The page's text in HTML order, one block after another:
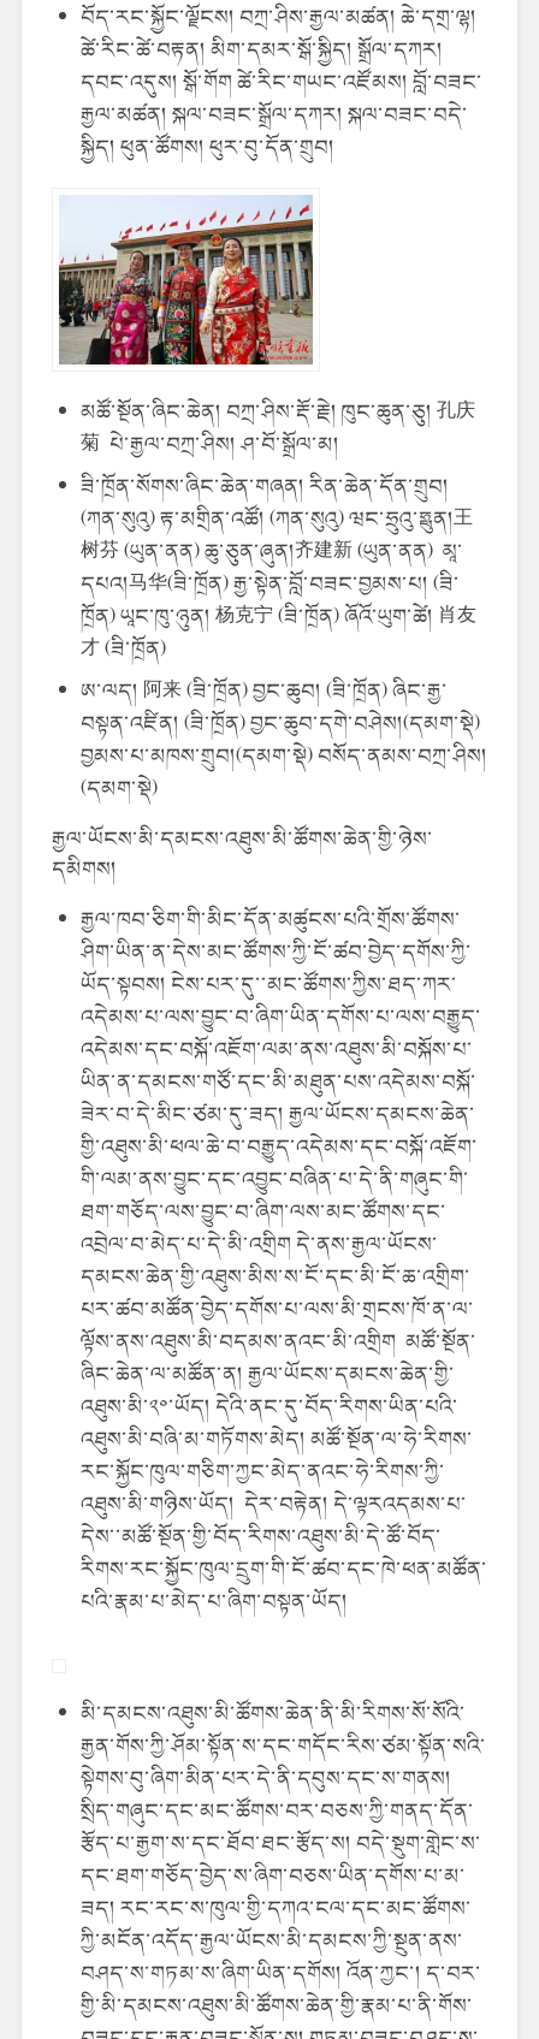
བོད་རང་སྐྱོང་ལྗོངས། བཀྲ་ཤིས་རྒྱལ་མཚན། ཆེ་དགྲ་ལྷ།
ཚེ་རིང་ཚེ་བརྟན། མིག་དམར་སྒོ་སྐྱིད། སྒྲོལ་དཀར།
དབང་འདུས། སྒོ་གོག ཚེ་རིང་གཡང་འཛོམས། བློ་བཟང་
རྒྱལ་མཚན། སྐལ་བཟང་སྒྲོལ་དཀར། སྐལ་བཟང་བདེ་
སྐྱིད། ཕུན་ཚོགས། ཕུར་བུ་དོན་གྲུབ།
མཚོ་སྔོན་ཞིང་ཆེན། བཀྲ་ཤིས་རྡོ་རྗེ། ཁུང་ཆུན་ཅུ། 孔庆
菊 པེ་རྒྱལ་བཀྲ་ཤིས། ཤ་བོ་སྒྲོལ་མ།
ཟི་ཁྲོན་སོགས་ཞིང་ཆེན་གཞན། རིན་ཆེན་དོན་གྲུབ།
(ཀན་སུའུ) རྟ་མགྲིན་འཚོ། (ཀན་སུའུ) ཝང་ཧྲུའུ་ཧྥུན།王
树芬 (ཡུན་ནན) ཆུ་ཅུན་ཞུན།齐建新 (ཡུན་ནན) མཱ་
དཔའ།马华(ཟི་ཁྲོན) རྒྱ་སྟེན་བློ་བཟང་བྱམས་པ། (ཟི་
ཁྲོན) ཡཱང་ཁུ་ཉུན། 杨克宁 (ཟི་ཁྲོན) ཞོའོ་ཡུག་ཚེ། 肖友
才 (ཟི་ཁྲོན)
ཨ་ལད། 阿来 (ཟི་ཁྲོན) བྱང་ཆུབ། (ཟི་ཁྲོན) ཞིང་རྒྱ་
བསྟན་འཛིན། (ཟི་ཁྲོན) བྱང་ཆུབ་དགེ་བཤེས།(དམག་སྡེ)
བྱམས་པ་མཁས་གྲུབ།(དམག་སྡེ) བསོད་ནམས་བཀྲ་ཤིས།
(དམག་སྡེ)
རྒྱལ་ཡོངས་མི་དམངས་འཐུས་མི་ཚོགས་ཆེན་གྱི་ཉེས་
དམིགས།
རྒྱལ་ཁབ་ཅིག་གི་མིང་དོན་མཚུངས་པའི་གྲོས་ཚོགས་
ཤིག་ཡིན་ན་དེས་མང་ཚོགས་ཀྱི་ངོ་ཚབ་བྱེད་དགོས་ཀྱི་
ཡོད་སྟབས། ངེས་པར་དུ་་མང་ཚོགས་ཀྱིས་ཐད་ཀར་
འདེམས་པ་ལས་བྱུང་བ་ཞིག་ཡིན་དགོས་པ་ལས་བརྒྱུད་
འདེམས་དང་བསྐོ་འཇོག་ལམ་ནས་འཐུས་མི་བསྐོས་པ་
ཡིན་ན་དམངས་གཙོ་དང་མི་མཐུན་པས་འདེམས་བསྐོ་
ཟེར་བ་དེ་མིང་ཙམ་དུ་ཟད། རྒྱལ་ཡོངས་དམངས་ཆེན་
གྱི་འཐུས་མི་ཕལ་ཆེ་བ་བརྒྱུད་འདེམས་དང་བསྐོ་འཇོག་
གི་ལམ་ནས་བྱུང་དང་འབྱུང་བཞིན་པ་དེ་ནི་གཞུང་གི་
ཐག་གཅོད་ལས་བྱུང་བ་ཞིག་ལས་མང་ཚོགས་དང་
འབྲེལ་བ་མེད་པ་དེ་མི་འགྲིག དེ་ནས་རྒྱལ་ཡོངས་
དམངས་ཆེན་གྱི་འཐུས་མིས་ས་ངོ་དང་མི་ངོ་ཆ་འགྲིག་
པར་ཚབ་མཚོན་བྱེད་དགོས་པ་ལས་མི་གྲངས་ཁོ་ན་ལ་
ལྟོས་ནས་འཐུས་མི་བདམས་ནའང་མི་འགྲིག མཚོ་སྔོན་
ཞིང་ཆེན་ལ་མཚོན་ན། རྒྱལ་ཡོངས་དམངས་ཆེན་གྱི་
འཐུས་མི་༢༠་ཡོད། དེའི་ནང་དུ་བོད་རིགས་ཡིན་པའི་
འཐུས་མི་བཞི་མ་གཏོགས་མེད། མཚོ་སྔོན་ལ་ཧེ་རིགས་
རང་སྐྱོང་ཁུལ་གཅིག་ཀྱང་མེད་ནའང་ཧེ་རིགས་ཀྱི་
འཐུས་མི་གཉིས་ཡོད། དེར་བརྟེན། དེ་ལྟརའདམས་པ་
དེས་་མཚོ་སྔོན་གྱི་བོད་རིགས་འཐུས་མི་དེ་ཚོ་བོད་
རིགས་རང་སྐྱོང་ཁུལ་དྲུག་གི་ངོ་ཚབ་དང་ཁེ་ཕན་མཚོན་
པའི་རྣམ་པ་མེད་པ་ཞིག་བསྟན་ཡོད།
མི་དམངས་འཐུས་མི་ཚོགས་ཆེན་ནི་མི་རིགས་སོ་སོའི་
རྒྱན་གོས་ཀྱི་ཤོམ་སྟོན་ས་དང་གདོང་རིས་ཙམ་སྟོན་སའི་
སྟེགས་བུ་ཞིག་མིན་པར་དེ་ནི་དབུས་དང་ས་གནས།
སྲིད་གཞུང་དང་མང་ཚོགས་བར་བཅས་ཀྱི་གནད་དོན་
རྩོད་པ་རྒྱག་ས་དང་ཐོབ་ཐང་རྩོད་ས། བདེ་སྡུག་གླེང་ས་
དང་ཐག་གཅོད་བྱེད་ས་ཞིག་བཅས་ཡིན་དགོས་པ་མ་
ཟད། རང་རང་ས་ཁུལ་གྱི་དཀའ་ངལ་དང་མང་ཚོགས་
ཀྱི་མངོན་འདོད་རྒྱལ་ཡོངས་མི་དམངས་ཀྱི་སྔུན་ནས་
བཤད་ས་གཏམ་ས་ཞིག་ཡིན་དགོས། འོན་ཀྱང་། ད་བར་
གྱི་མི་དམངས་འཐུས་མི་ཚོགས་ཆེན་གྱི་རྣམ་པ་ནི་གོས་